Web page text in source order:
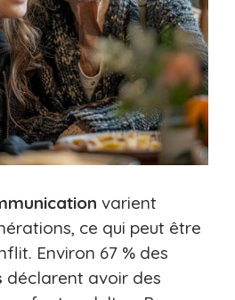
varient
ce qui peut être
Environ 67 % des
déclarent avoir des